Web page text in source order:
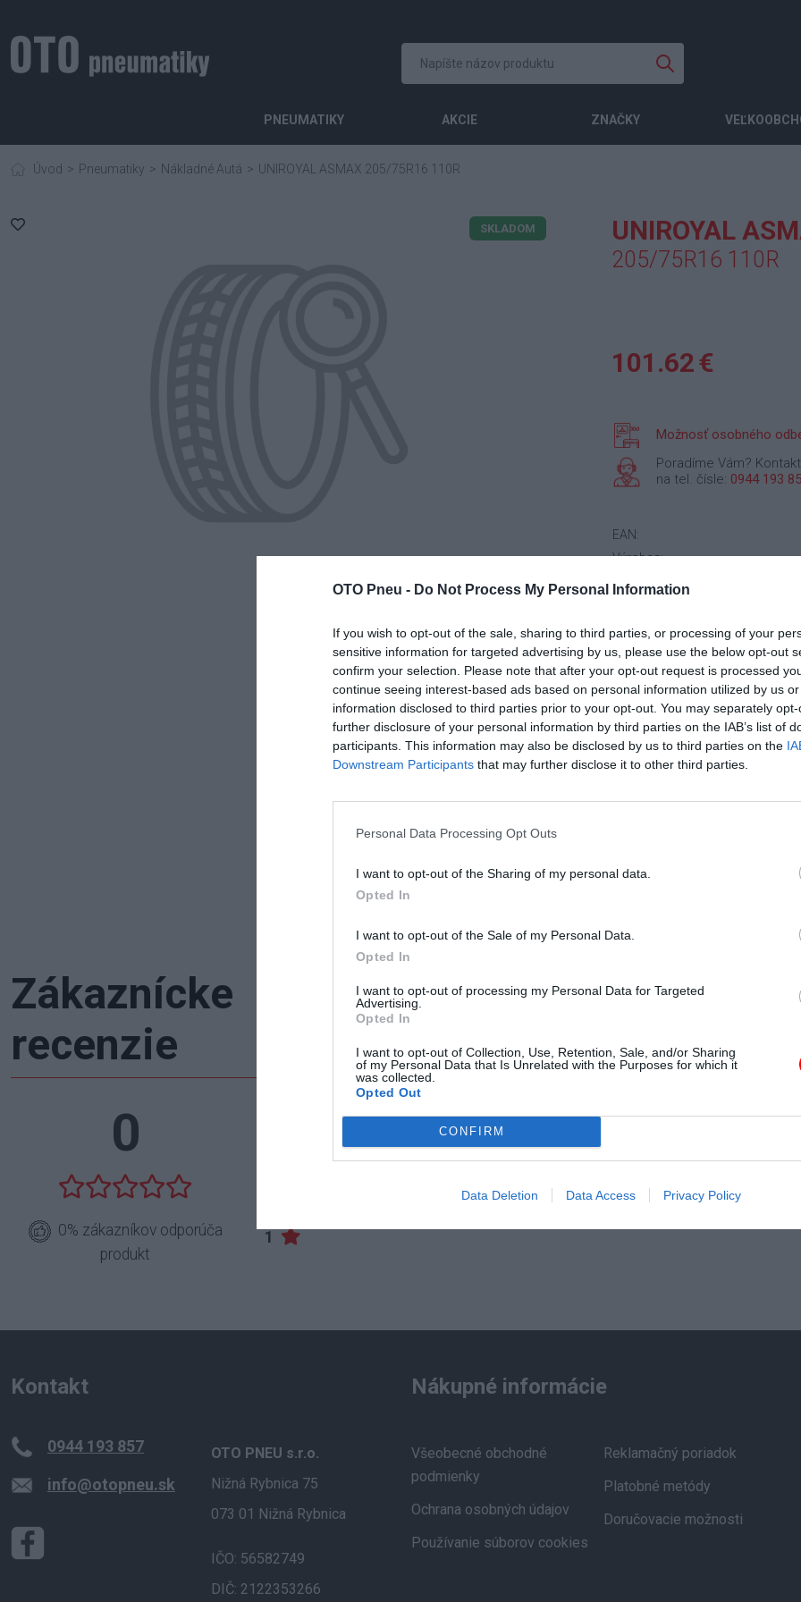
OTO Pneu - Do Not Process My Personal Information
If you wish to opt-out of the sale, sharing to third parties, or processing of your
sensitive information for targeted advertising by us, please use the below opt-out
confirm your selection. Please note that after your opt-out request is processed
continue seeing interest-based ads based on personal information utilized by us
information disclosed to third parties prior to your opt-out. You may separately
further disclosure of your personal information by third parties on the IAB’s list of
participants. This information may also be disclosed by us to third parties on the
Downstream Participants that may further disclose it to other third parties.
Personal Data Processing Opt Outs
I want to opt-out of the Sharing of my personal data.
Opted In
I want to opt-out of the Sale of my Personal Data.
Opted In
I want to opt-out of processing my Personal Data for Targeted
Advertising.
Opted In
I want to opt-out of Collection, Use, Retention, Sale, and/or Sharing
of my Personal Data that Is Unrelated with the Purposes for which it
was collected.
Opted Out
CONFIRM
Data Deletion Data Access Privacy Policy
PNEUMATIKY AKCIE ZNAČKY
Úvod Pneumatiky Nákladné Autá UNIROYAL ASMAX 205/75R16 110R
UNIROYAL
205/75R16 110R
101.62 €
Možnosť osobného
Poradíme Vám?
na tel. čísle: 0944 193
EAN:
Výrobca:
Typ:
Rozmer:
Šírka:
Výška:
Priemer:
Dezen:
Index nosnosti:
Index rýchlosti:
SKLADOM
Zákaznícke
recenzie
0
0% zákazníkov odporúča
produkt
1
Kontakt
0944 193 857
info@otopneu.sk
OTO PNEU s.r.o.
Nižná Rybnica 75
073 01 Nižná Rybnica
IČO: 56582749
DIČ: 2122353266
Nákupné informácie
Všeobecné obchodné
podmienky
Ochrana osobných údajov
Používanie súborov cookies
Reklamačný poriadok
Platobné metódy
Doručovacie možnosti